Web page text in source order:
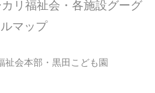
リ福祉会・各施設グーグ
ルマップ
祉会本部・黒田こども園